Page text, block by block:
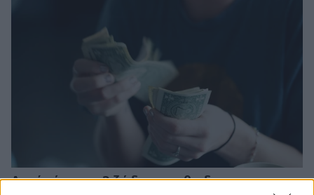
Αυτά είναι τα 3 ζώδια που θα δουν τα